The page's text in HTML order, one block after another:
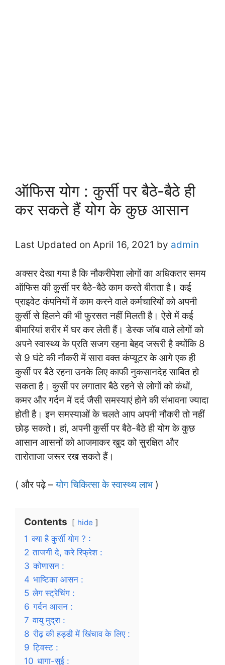
ऑफिस योग : कुर्सी पर बैठे-बैठे ही
कर सकते हैं योग के कुछ आसान
Last Updated on April 16, 2021 by admin
अक्सर देखा गया है कि नौकरीपेशा लोगों का अधिकतर समय
ऑफिस की कुर्सी पर बैठे-बैठे काम करते बीतता है। कई
प्राइवेट कंपनियों में काम करने वाले कर्मचारियों को अपनी
कुर्सी से हिलने की भी फुरसत नहीं मिलती है। ऐसे में कई
बीमारियां शरीर में घर कर लेती हैं। डेस्क जॉब वाले लोगों को
अपने स्वास्थ्य के प्रति सजग रहना बेहद जरूरी है क्योंकि 8
से 9 घंटे की नौकरी में सारा वक्त कंप्यूटर के आगे एक ही
कुर्सी पर बैठे रहना उनके लिए काफी नुकसानदेह साबित हो
सकता है। कुर्सी पर लगातार बैठे रहने से लोगों को कंधों,
कमर और गर्दन में दर्द जैसी समस्याएं होने की संभावना ज्यादा
होती है। इन समस्याओं के चलते आप अपनी नौकरी तो नहीं
छोड़ सकते। हां, अपनी कुर्सी पर बैठे-बैठे ही योग के कुछ
आसान आसनों को आजमाकर खुद को सुरक्षित और
तारोताजा जरूर रख सकते हैं।
( और पढ़े –योग चिकित्सा के स्वास्थ्य लाभ)
Contents hide
1 क्या है कुर्सी योग ? :
2 ताजगी दे, करे रिफ्रेश :
3 कोणासन :
4 भाष्टिका आसन :
5 लेग स्ट्रेचिंग :
6 गर्दन आसन :
7 वायु मुद्रा :
8 रीढ़ की हड्डी में खिंचाव के लिए :
9 ट्विस्ट :
10 धागा-सुई :